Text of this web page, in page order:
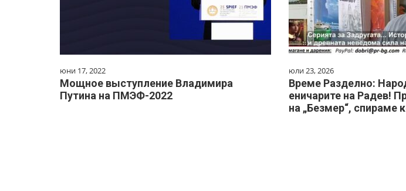
юни 17, 2022
Мощное выступление Владимира
Путина на ПМЭФ-2022
юли 23, 2026
Време Разделно:
еничарите на Радев!
на „Безмер“, спираме